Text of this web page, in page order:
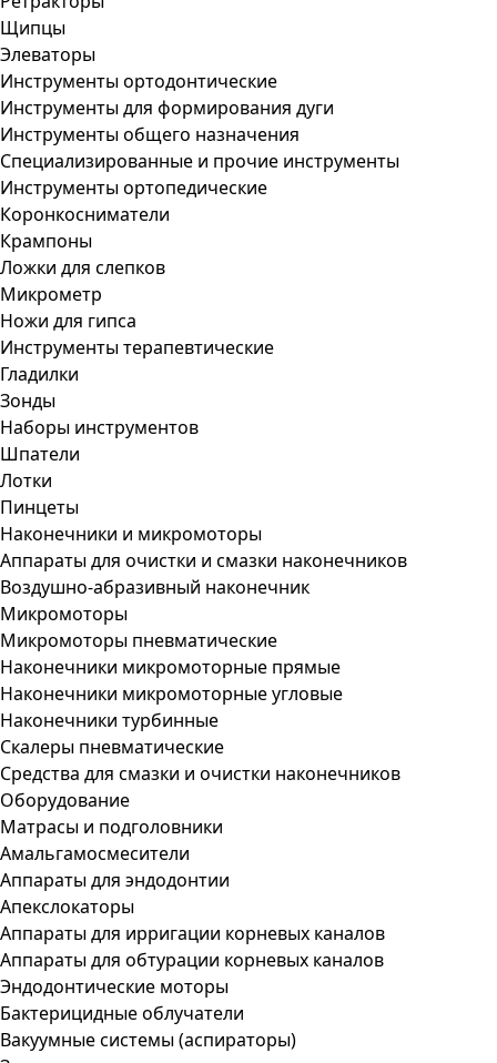
Щипцы
Элеваторы
Инструменты ортодонтические
Инструменты для формирования дуги
Инструменты общего назначения
Специализированные и прочие инструменты
Инструменты ортопедические
Коронкосниматели
Крампоны
Ложки для слепков
Микрометр
Ножи для гипса
Инструменты терапевтические
Гладилки
Зонды
Наборы инструментов
Шпатели
Лотки
Пинцеты
Наконечники и микромоторы
Аппараты для очистки и смазки наконечников
Воздушно-абразивный наконечник
Микромоторы
Микромоторы пневматические
Наконечники микромоторные прямые
Наконечники микромоторные угловые
Наконечники турбинные
Скалеры пневматические
Средства для смазки и очистки наконечников
Оборудование
Матрасы и подголовники
Амальгамосмесители
Аппараты для эндодонтии
Апекслокаторы
Аппараты для ирригации корневых каналов
Аппараты для обтурации корневых каналов
Эндодонтические моторы
Бактерицидные облучатели
Вакуумные системы (аспираторы)